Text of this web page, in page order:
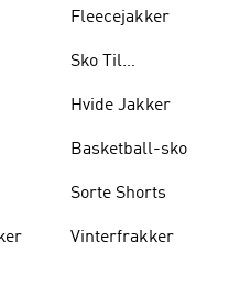
Fleecejakker
Sko Til
Hvide Jakker
Basketball-sko
Sorte Shorts
Vinterfrakker